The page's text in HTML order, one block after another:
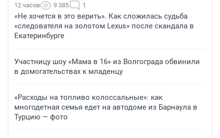
12 часов 9 385 1
«Не хочется в это верить». Как сложилась судьба
«следователя на золотом Lexus» после скандала в
Екатеринбурге
Участницу шоу «Мама в 16» из Волгограда обвинили
в домогательствах к младенцу
«Расходы на топливо колоссальные»: как
многодетная семья едет на автодоме из Барнаула в
Турцию — фото